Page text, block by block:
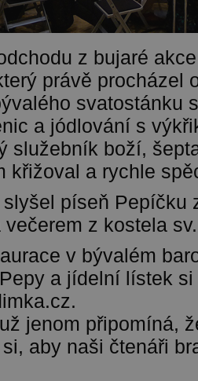
z bujaré
právě procházel
svatostánku
a jódlování s
služebník boží,
křižoval a rychle
píseň Pepíčku
z kostela
v bývalém
a jídelní lístek
jenom připomíná,
aby naši čtenáři